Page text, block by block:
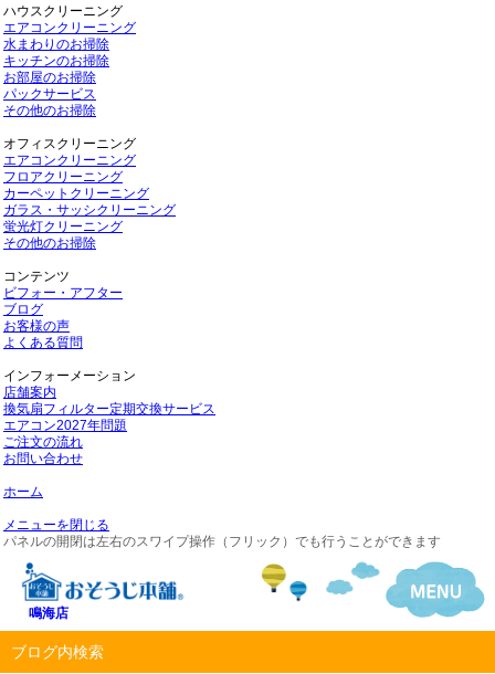
ハウスクリーニング
エアコンクリーニング
水まわりのお掃除
キッチンのお掃除
お部屋のお掃除
パックサービス
その他のお掃除
オフィスクリーニング
エアコンクリーニング
フロアクリーニング
カーペットクリーニング
ガラス・サッシクリーニング
蛍光灯クリーニング
その他のお掃除
コンテンツ
ビフォー・アフター
ブログ
お客様の声
よくある質問
インフォーメーション
店舗案内
換気扇フィルター定期交換サービス
エアコン2027年問題
ご注文の流れ
お問い合わせ
ホーム
メニューを閉じる
パネルの開閉は左右のスワイプ操作（フリック）でも行うことができます
鳴海店
ブログ内検索